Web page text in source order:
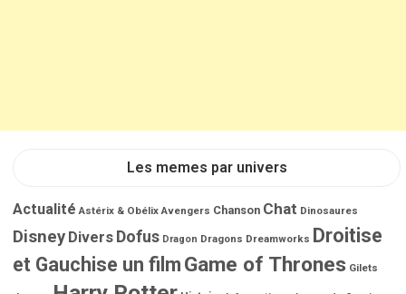
Les memes par univers
Actualité Astérix & Obélix Avengers Chanson Chat Dinosaures
Disney Divers Dofus Dragon Dragons Dreamworks Droitise
et Gauchise un film Game of Thrones Gilets